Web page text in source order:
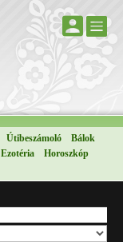
Útibeszámoló
Bálok
Ezotéria
Horoszkóp